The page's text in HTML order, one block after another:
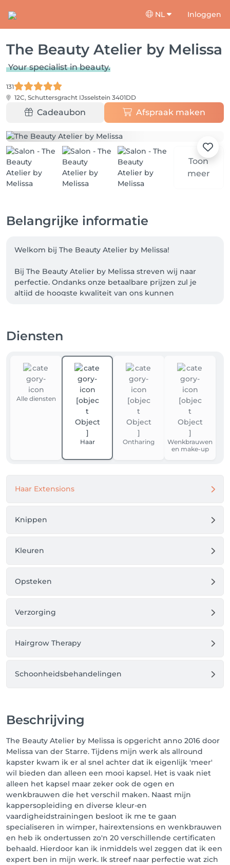
NL Inloggen
The Beauty Atelier by Melissa
Your specialist in beauty.
131
12C, Schuttersgracht IJsselstein 3401DD
Cadeaubon Afspraak maken
Toon
meer
Belangrijke informatie
Welkom bij The Beauty Atelier by Melissa!
Bij The Beauty Atelier by Melissa streven wij naar
perfectie. Ondanks onze betaalbare prijzen zul je
altijd de hoogste kwaliteit van ons kunnen
ons werk? Bezoek dan eens onze Facebook of
The Beauty Atelier by Melissa. Wij hopen je snel te
mogen ontvangen om je te voorzien van de mooiste
haren, wimpers of wenkbrauwen!
Diensten
Alle diensten
Haar Ontharing
Wenkbrauwen
en make-up
Haar Extensions
Knippen
Kleuren
Opsteken
Verzorging
Hairgrow Therapy
Schoonheidsbehandelingen
Beschrijving
The Beauty Atelier by Melissa is opgericht anno 2016 door
Melissa van der Starre. Tijdens mijn werk als allround
kapster kwam ik er al snel achter dat ik eigenlijk 'meer'
wil bieden dan alleen een mooi kapsel. Het is vaak niet
alleen het kapsel maar zeker ook de ogen en
wenkbrauwen die het verschil maken. Naast mijn
kappersopleiding en diverse kleur-en
vaardigheidstrainingen besloot ik me te gaan
specialiseren in wimper, hairextensions en wenkbrauwen
en heb ik ondertussen zo'n 20 verschillende certificaten
behaald. Hierdoor kan ik inmiddels wel zeggen dat ik een
expert ben in mijn werk. Ik streef naar perfectie wat zich